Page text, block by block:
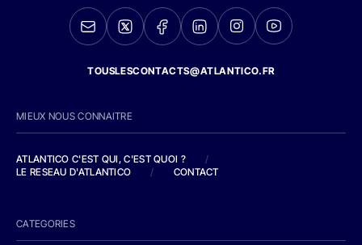
TOUSLESCONTACTS@ATLANTICO.FR
MIEUX NOUS CONNAITRE
ATLANTICO C'EST QUI, C'EST QUOI ?
/
LE RESEAU D'ATLANTICO
/ CONTACT
CATEGORIES